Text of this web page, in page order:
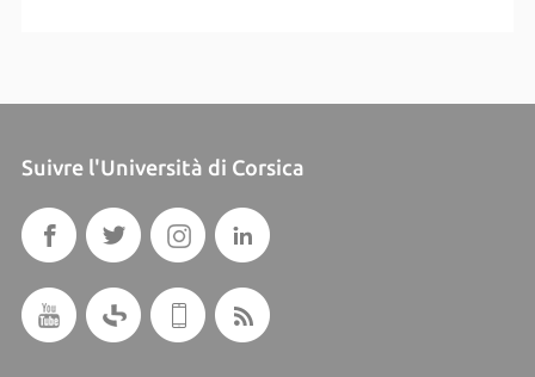
Suivre l'Università di Corsica